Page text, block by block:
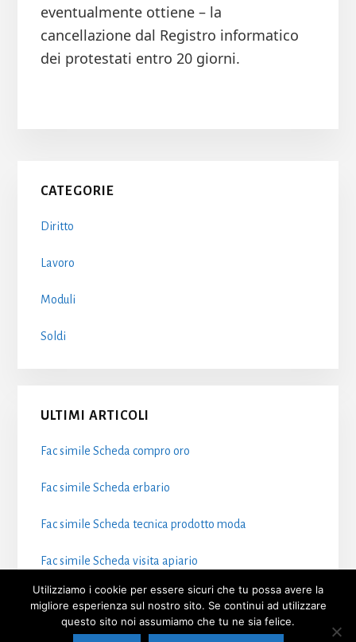
eventualmente ottiene – la
cancellazione dal Registro informatico
dei protestati entro 20 giorni.
Primary
Sidebar
CATEGORIE
Diritto
Lavoro
Moduli
Soldi
ULTIMI ARTICOLI
Fac simile Scheda compro oro​
Fac simile Scheda erbario​
Fac simile Scheda tecnica prodotto moda​
Fac simile Scheda visita apiario
Fac simile Scheda valutazione immobile
Utilizziamo i cookie per essere sicuri che tu possa avere la
migliore esperienza sul nostro sito. Se continui ad utilizzare
questo sito noi assumiamo che tu ne sia felice.